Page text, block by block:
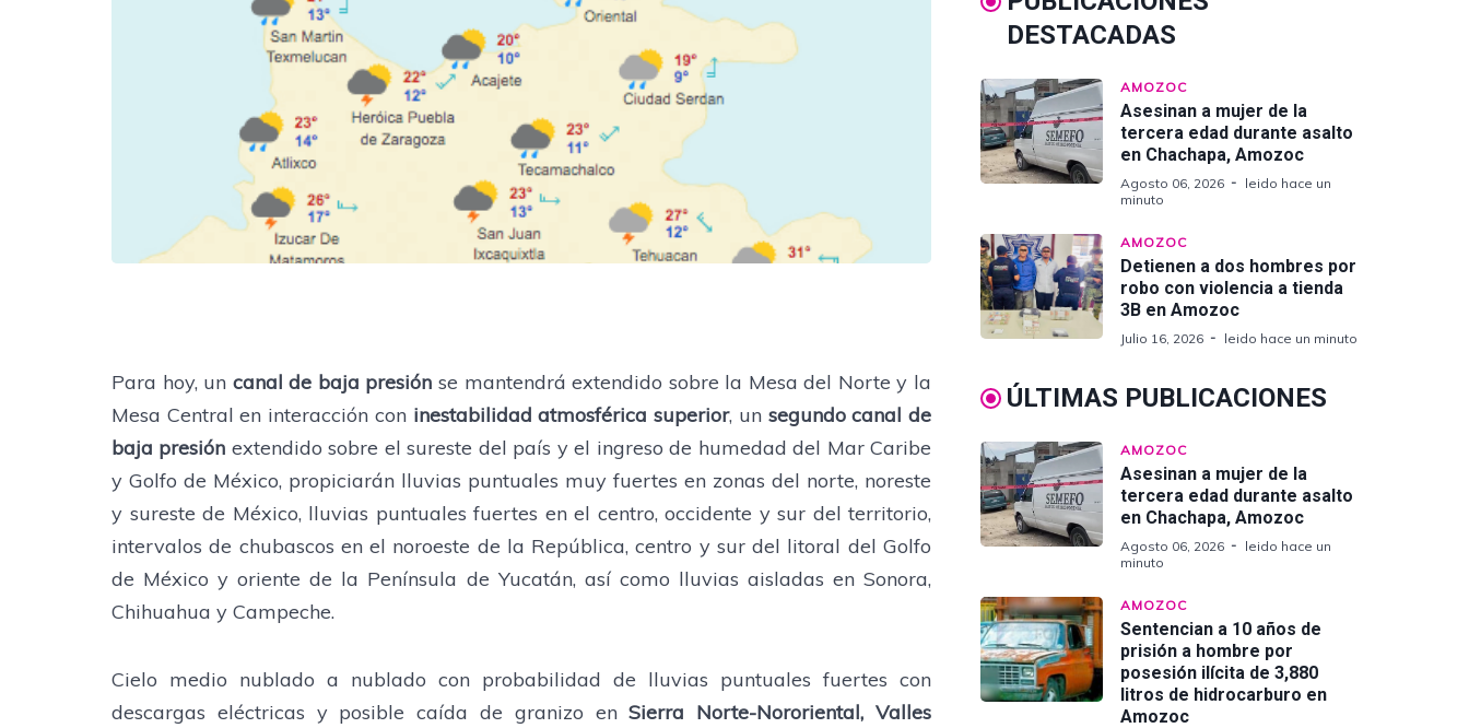
Para hoy, un canal de baja presión se mantendrá extendido sobre la Mesa del Norte y la
Mesa Central en interacción con inestabilidad atmosférica superior, un segundo canal de
baja presión extendido sobre el sureste del país y el ingreso de humedad del Mar Caribe
y Golfo de México, propiciarán lluvias puntuales muy fuertes en zonas del norte, noreste
y sureste de México, lluvias puntuales fuertes en el centro, occidente y sur del territorio,
intervalos de chubascos en el noroeste de la República, centro y sur del litoral del Golfo
de México y oriente de la Península de Yucatán, así como lluvias aisladas en Sonora,
Chihuahua y Campeche.
Cielo medio nublado a nublado con probabilidad de lluvias puntuales fuertes con
descargas eléctricas y posible caída de granizo enSierra Norte-Nororiental, Valles
DESTACADAS
AMOZOC
Asesinan a mujer de la
tercera edad durante asalto
en Chachapa, Amozoc
Agosto 06, 2026
leido hace un
minuto
AMOZOC
Detienen a dos hombres por
robo con violencia a tienda
3B en Amozoc
Julio 16, 2026 leido hace un minuto
ÚLTIMAS PUBLICACIONES
AMOZOC
Asesinan a mujer de la
tercera edad durante asalto
en Chachapa, Amozoc
Agosto 06, 2026
leido hace un
minuto
AMOZOC
Sentencian a 10 años de
prisión a hombre por
posesión ilícita de 3,880
litros de hidrocarburo en
Amozoc